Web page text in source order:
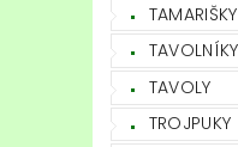
TAMARIŠKY
TAVOLNÍKY
TAVOLY
TROJPUKY